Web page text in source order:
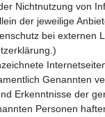
Nichtnutzung von
der jeweilige
bei externen
Genannten
Erkenntnisse der
Personen